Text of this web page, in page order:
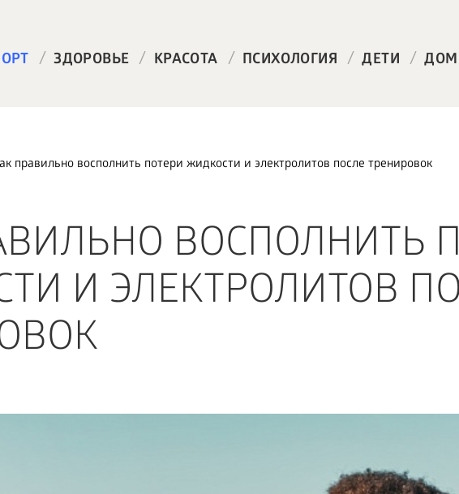
/ ЗДОРОВЬЕ / КРАСОТА / ПСИХОЛОГИЯ / ДЕТИ / ДОМ
правильно восполнить потери жидкости и электролитов после тренировок
ВОСПОЛНИТЬ
И ЭЛЕКТРОЛИТОВ